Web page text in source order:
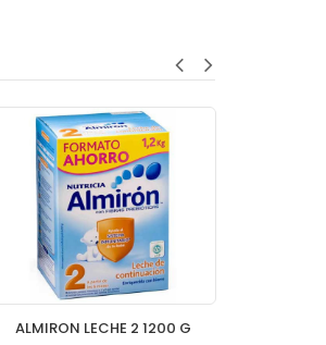
ALMIRON LECHE 2 1200 G